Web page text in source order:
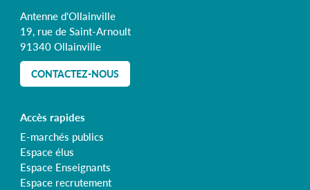
Antenne d'Ollainville
19, rue de Saint-Arnoult
91340 Ollainville
CONTACTEZ-NOUS
Accès rapides
E-marchés publics
Espace élus
Espace Enseignants
Espace recrutement